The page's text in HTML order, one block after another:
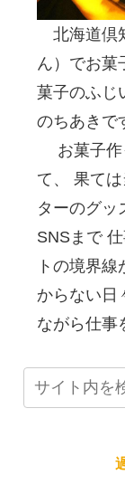
北海道倶
ん）でお菓
菓子のふじ
のちあきで
お菓子作
て、 果て
ターのグッ
SNSまで
トの境界
からない日
ながら仕事